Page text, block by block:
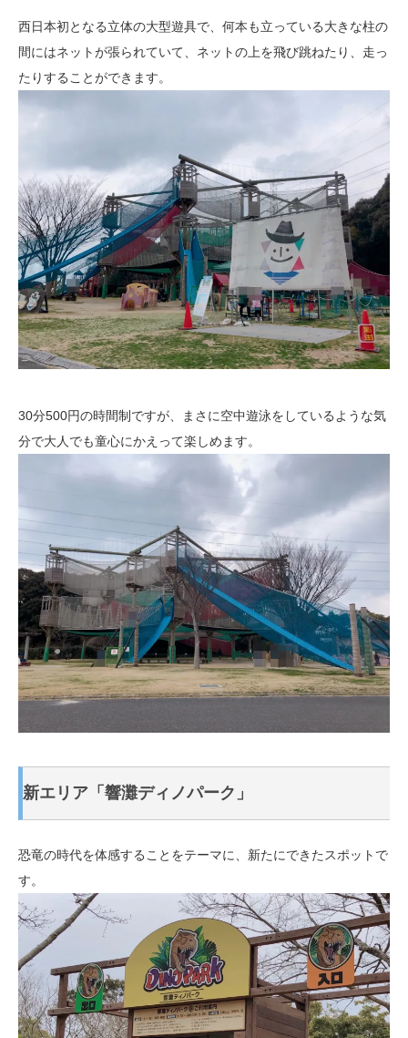
西日本初となる立体の大型遊具で、何本も立っている大きな柱の
間にはネットが張られていて、ネットの上を飛び跳ねたり、走っ
たりすることができます。
30分500円の時間制ですが、まさに空中遊泳をしているような気
分で大人でも童心にかえって楽しめます。
新エリア「響灘ディノパーク」
恐竜の時代を体感することをテーマに、新たにできたスポットで
す。